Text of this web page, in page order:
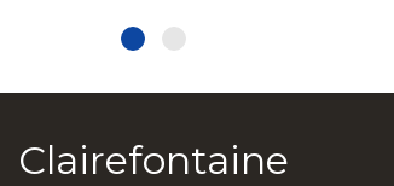
Clairefontaine